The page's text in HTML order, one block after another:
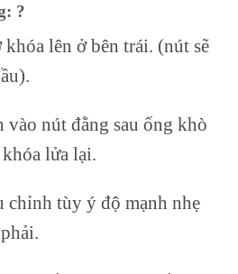
?
khóa lên ở bên trái. (nút sẽ
vào nút đằng sau ống khò
lửa lại.
chỉnh tùy ý độ mạnh nhẹ